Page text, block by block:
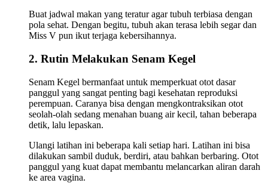
Buat jadwal makan yang teratur agar tubuh terbiasa dengan
pola sehat. Dengan begitu, tubuh akan terasa lebih segar dan
Miss V pun ikut terjaga kebersihannya.
2. Rutin Melakukan Senam Kegel
Senam Kegel bermanfaat untuk memperkuat otot dasar
panggul yang sangat penting bagi kesehatan reproduksi
perempuan. Caranya bisa dengan mengkontraksikan otot
seolah-olah sedang menahan buang air kecil, tahan beberapa
detik, lalu lepaskan.
Ulangi latihan ini beberapa kali setiap hari. Latihan ini bisa
dilakukan sambil duduk, berdiri, atau bahkan berbaring. Otot
panggul yang kuat dapat membantu melancarkan aliran darah
ke area vagina.